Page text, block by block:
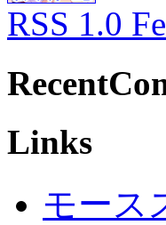
RSS 1.0
Links
モース